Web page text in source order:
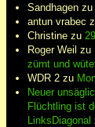
Sandhagenzu
antun vrabec
Christinezu
Roger Weil zu
zürnt und
WDR 2zu
Neuer
Flüchtling ist
LinksDiagonal